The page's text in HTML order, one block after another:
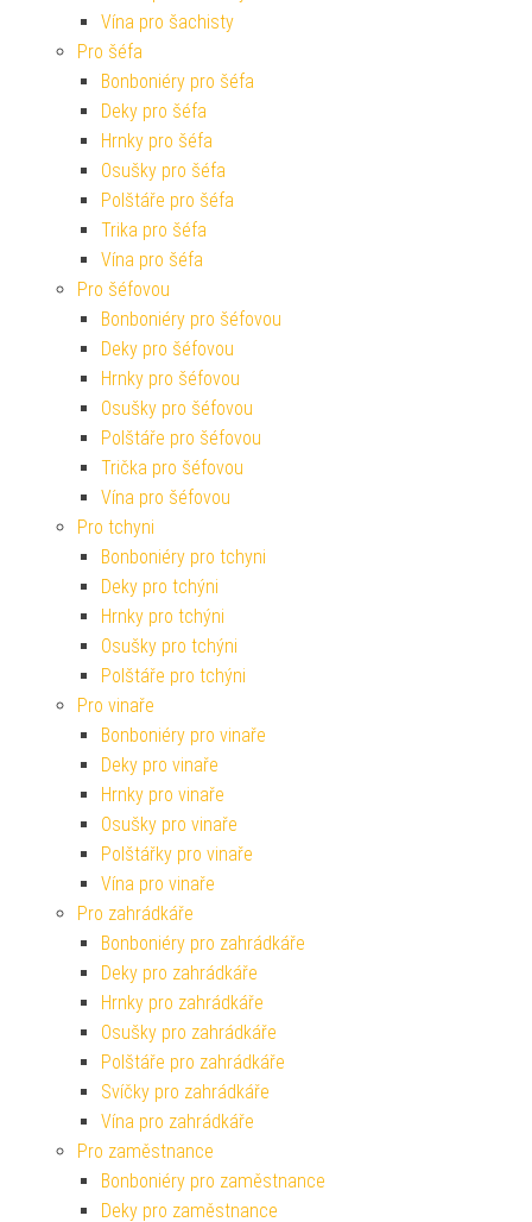
Vína pro šachisty
Pro šéfa
Bonboniéry pro šéfa
Deky pro šéfa
Hrnky pro šéfa
Osušky pro šéfa
Polštáře pro šéfa
Trika pro šéfa
Vína pro šéfa
Pro šéfovou
Bonboniéry pro šéfovou
Deky pro šéfovou
Hrnky pro šéfovou
Osušky pro šéfovou
Polštáře pro šéfovou
Trička pro šéfovou
Vína pro šéfovou
Pro tchyni
Bonboniéry pro tchyni
Deky pro tchýni
Hrnky pro tchýni
Osušky pro tchýni
Polštáře pro tchýni
Pro vinaře
Bonboniéry pro vinaře
Deky pro vinaře
Hrnky pro vinaře
Osušky pro vinaře
Polštářky pro vinaře
Vína pro vinaře
Pro zahrádkáře
Bonboniéry pro zahrádkáře
Deky pro zahrádkáře
Hrnky pro zahrádkáře
Osušky pro zahrádkáře
Polštáře pro zahrádkáře
Svíčky pro zahrádkáře
Vína pro zahrádkáře
Pro zaměstnance
Bonboniéry pro zaměstnance
Deky pro zaměstnance